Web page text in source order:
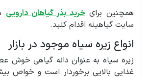
همچنین برایخرید بذر گیاهان دارویی
سایت گیاهینه اقدام کنید.
انواع زیره سیاه موجود در بازار
زیره سیاه به عنوان دانه گیاهی خوش
غذایی بالایی برخوردار است و خواص